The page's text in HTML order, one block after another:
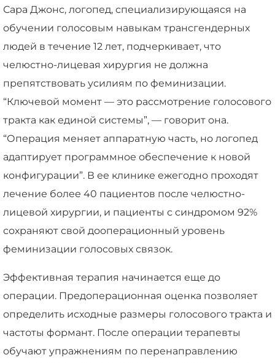
Сара Джонс, логопед, специализирующаяся на
обучении голосовым навыкам трансгендерных
людей в течение 12 лет, подчеркивает, что
челюстно-лицевая хирургия не должна
препятствовать усилиям по феминизации.
“Ключевой момент — это рассмотрение голосового
тракта как единой системы”, — говорит она.
“Операция меняет аппаратную часть, но логопед
адаптирует программное обеспечение к новой
конфигурации”. В ее клинике ежегодно проходят
лечение более 40 пациентов после челюстно-
лицевой хирургии, и пациенты с синдромом 92%
сохраняют свой дооперационный уровень
феминизации голосовых связок.
Эффективная терапия начинается еще до
операции. Предоперационная оценка позволяет
определить исходные размеры голосового тракта и
частоты формант. После операции терапевты
обучают упражнениям по перенаправлению